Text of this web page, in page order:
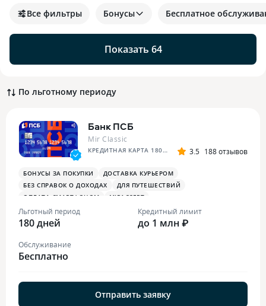
Показать 64
Все фильтры Бонусы Бесплатное
По льготному периоду
Банк ПСБ
Mir Classic
КРЕДИТНАЯ КАРТА 180 ДНЕЙ БЕЗ % 3.5 188 отзывов
БОНУСЫ ЗА ПОКУПКИ
ДОСТАВКА КУРЬЕРОМ
БЕЗ СПРАВОК О ДОХОДАХ
ДЛЯ ПУТЕШЕСТВИЙ
ОПЛАТА СМАРТФОНОМ
MIRACCEPT
БОНУСЫ ЗА МЕДИЦИНСКИЕ УСЛУГИ
Льготный период
180 дней
Кредитный лимит
до 1 млн ₽
Обслуживание
Бесплатно
Отправить заявку